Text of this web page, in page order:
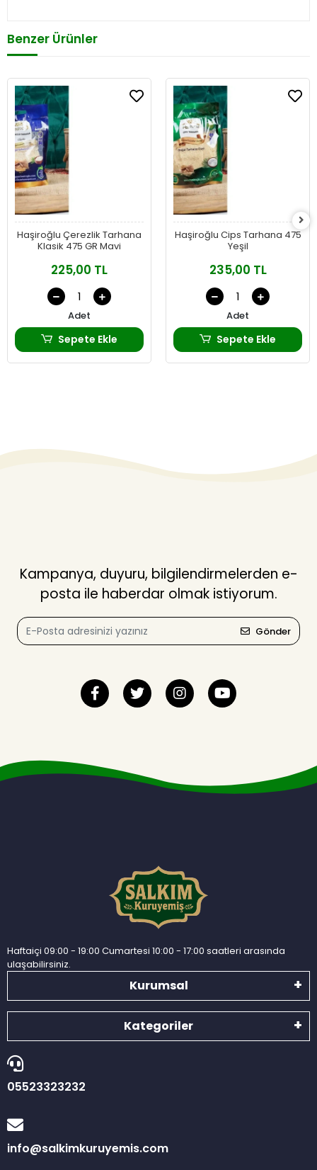
Benzer Ürünler
Haşiroğlu Çerezlik Tarhana
Klasik 475 GR Mavi
225,00 TL
Adet
Sepete Ekle
Haşiroğlu Cips Tarhana 475
Yeşil
235,00 TL
Adet
Sepete Ekle
Kampanya, duyuru, bilgilendirmelerden e-
posta ile haberdar olmak istiyorum.
Gönder
Haftaiçi 09:00 - 19:00 Cumartesi 10:00 - 17:00 saatleri arasında
ulaşabilirsiniz.
Kurumsal
Kategoriler
05523323232
info@salkimkuruyemis.com